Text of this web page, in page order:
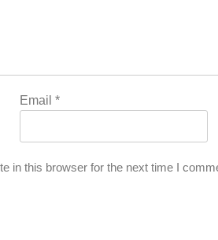
Email*
in this browser for the next time I